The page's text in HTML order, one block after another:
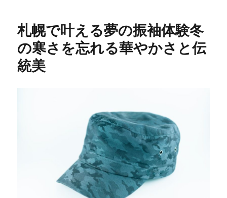
札幌で叶える夢の振袖体験冬
の寒さを忘れる華やかさと伝
統美